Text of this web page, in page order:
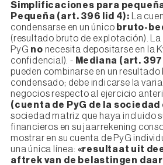
Simplificaciones para
Pequeña (art. 396 lid 4): La
condensarse en un único bruto-
(resultado bruto de explotación).
PyG no necesita depositarse en la
confidencial). - Mediana (art.
pueden combinarse en un
condensado; debe indicarse la
negocios respecto al ejercicio
(cuenta de PyG de la
sociedad matriz que haya incluido
financieros en su jaarrekening
mostrar en su cuenta de PyG
una única línea: «resultaat uit
aftrek van de belastingen